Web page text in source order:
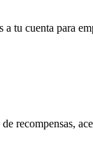
tu cuenta para
recompensas,